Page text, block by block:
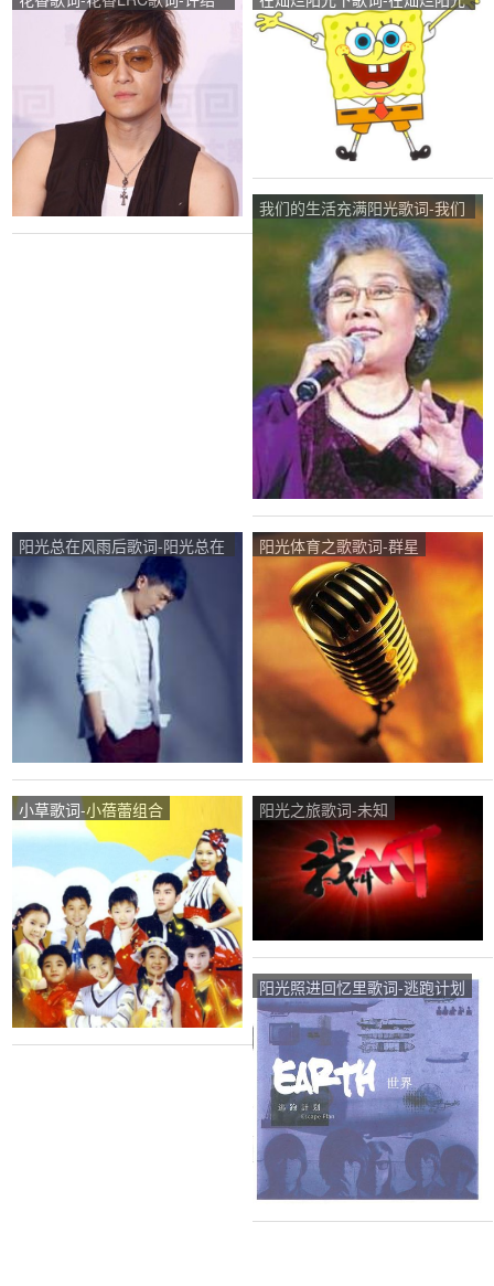
下LRC歌词-群星
我们的生活充满阳光歌词-我们
的生活充满阳光LRC歌词-于淑
阳光总在风雨后歌词-阳光总在
风雨后LRC歌词-许美静
阳光体育之歌歌词-群星
小草歌词-小蓓蕾组合 阳光之旅歌词-未知
阳光照进回忆里歌词-逃跑计划